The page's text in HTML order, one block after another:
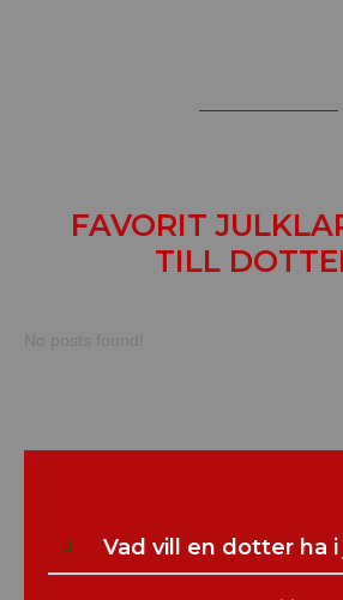
FAVORIT
TILL
Vad vill en dotter ha i